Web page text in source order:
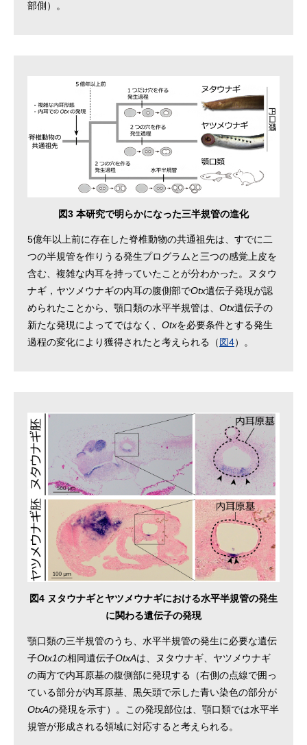
部側）。
図3 本研究で明らかになった三半規管の進化
5億年以上前に存在した脊椎動物の共通祖先は、すでに二
つの半規管を作りうる発生プログラムと三つの感覚上皮を
含む、複雑な内耳を持っていたことが分わかった。ヌタウ
ナギ，ヤツメウナギの内耳の腹側部でOtx遺伝子発現が認
められたことから、顎口類の水平半規管は、 Otx遺伝子の
新たな発現によってではなく、 Otxを必要条件とする発生
過程の変化により獲得されたと考えられる（図4）。
図4 ヌタウナギとヤツメウナギにおける水平半規管の発生
に関わる遺伝子の発現
顎口類の三半規管のうち、水平半規管の発生に必要な遺伝
子Otx1の相同遺伝子OtxAは、ヌタウナギ、ヤツメウナギ
の両方で内耳原基の腹側部に発現する（右側の点線で囲っ
ている部分が内耳原基、黒矢頭で示した青い染色の部分が
OtxAの発現を示す）。この発現部位は、顎口類では水平半
規管が形成される領域に対応すると考えられる。